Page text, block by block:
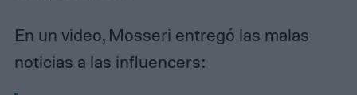
En un video, Mosseri entregó las malas
noticias a las influencers: